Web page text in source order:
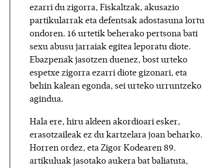
ezarri du zigorra, Fiskaltzak, akusazio
partikularrak eta defentsak adostasuna lortu
ondoren. 16 urtetik beherako pertsona bati
sexu abusu jarraiak egitea leporatu diote.
Ebazpenak jasotzen duenez, bost urteko
espetxe zigorra ezarri diote gizonari, eta
behin kalean egonda, sei urteko urruntzeko
agindua.
Hala ere, hiru aldeen akordioari esker,
erasotzaileak ez du kartzelara joan beharko.
Horren ordez, eta Zigor Kodearen 89.
artikuluak jasotako aukera bat baliatuta,